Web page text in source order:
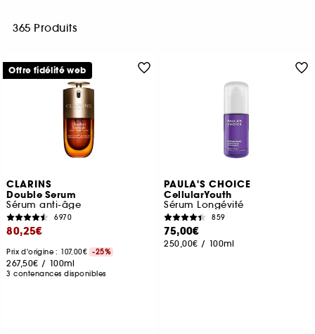
365 Produits
CLARINS
Double Serum
Sérum anti-âge
6970
80,25€
Prix d'origine : 107,00€ -25%
267,50€ / 100ml
3 contenances disponibles
Offre fidélité web
PAULA'S CHOICE
CellularYouth
Sérum Longévité
859
75,00€
250,00€ / 100ml